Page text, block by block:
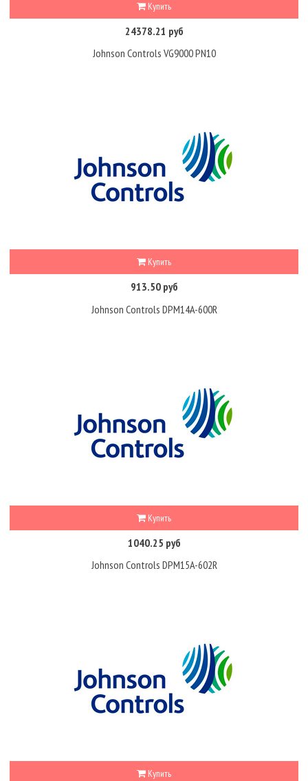
Купить
24378.21 руб
Johnson Controls VG9000 PN10
Купить
913.50 руб
Johnson Controls DPM14A-600R
Купить
1040.25 руб
Johnson Controls DPM15A-602R
Купить